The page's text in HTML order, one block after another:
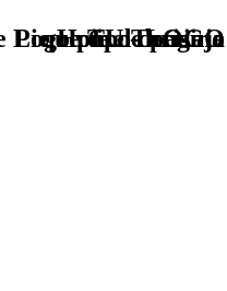
TU - LOGO
que tipo de viaje
Logo pie de página
Pie Home Turismo